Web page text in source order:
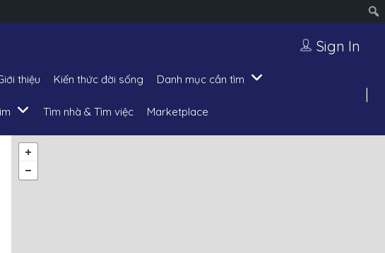
Sign In
thiệu Kiến thức đời sống Danh mục cần tìm
Tìm nhà & Tìm việc Marketplace